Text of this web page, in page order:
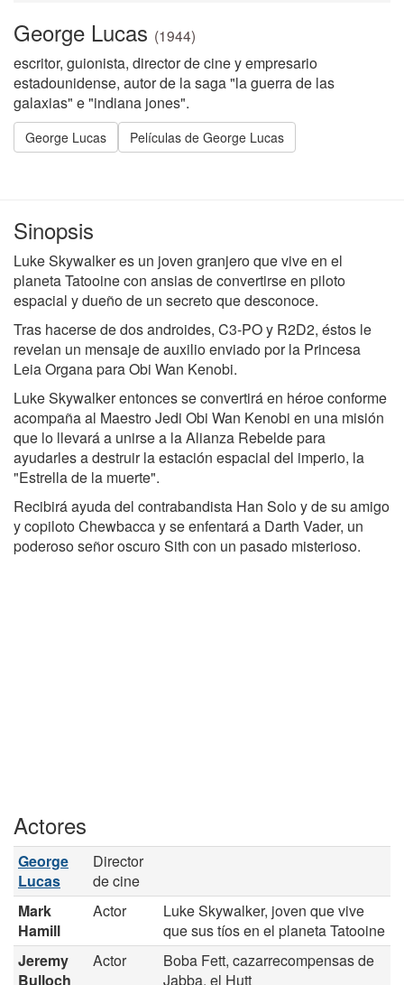
George Lucas (1944)
escritor, guionista, director de cine y empresario
estadounidense, autor de la saga "la guerra de las
galaxias" e "indiana jones".
George Lucas Películas de George Lucas
Sinopsis
Luke Skywalker es un joven granjero que vive en el
planeta Tatooine con ansias de convertirse en piloto
espacial y dueño de un secreto que desconoce.
Tras hacerse de dos androides, C3-PO y R2D2, éstos le
revelan un mensaje de auxilio enviado por la Princesa
Leia Organa para Obi Wan Kenobi.
Luke Skywalker entonces se convertirá en héroe conforme
acompaña al Maestro Jedi Obi Wan Kenobi en una misión
que lo llevará a unirse a la Alianza Rebelde para
ayudarles a destruir la estación espacial del imperio, la
"Estrella de la muerte".
Recibirá ayuda del contrabandista Han Solo y de su amigo
y copiloto Chewbacca y se enfentará a Darth Vader, un
poderoso señor oscuro Sith con un pasado misterioso.
Actores
George
Lucas
Director
de cine
Mark
Hamill
Actor
Luke Skywalker, joven que vive
que sus tíos en el planeta Tatooine
Jeremy
Bulloch
Actor
Boba Fett, cazarrecompensas de
Jabba, el Hutt